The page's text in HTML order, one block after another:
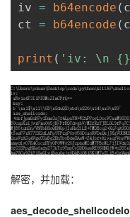
iv = b64encode (
ct = b64encode (
print ( 'iv: \n {}
解密，并加载：